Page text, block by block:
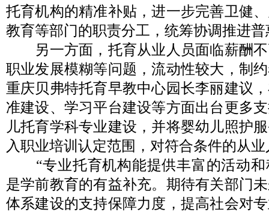
托育机构的精准补贴，进一步完善卫健
教育等部门的职责分工，统筹协调推进
另一方面，托育从业人员面临薪酬不
职业发展模糊等问题，流动性较大，制
重庆贝弗特托育早教中心园长李丽建议
准建设、学习平台建设等方面出台更多
儿托育学科专业建设，并将婴幼儿照护
入职业培训认定范围，对符合条件的从
“专业托育机构能提供丰富的活动和
是学前教育的有益补充。期待有关部门
体系建设的支持保障力度，提高社会对